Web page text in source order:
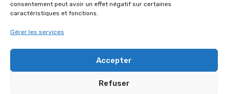
consentement peut avoir un effet négatif sur certaines
caractéristiques et fonctions.
Gérer les services
Accepter
Refuser